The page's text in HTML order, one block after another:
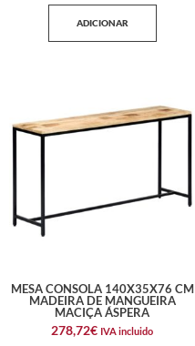
ADICIONAR
MESA CONSOLA 140X35X76 CM
MADEIRA DE MANGUEIRA
MACIÇA ÁSPERA
278,72€ IVA incluido